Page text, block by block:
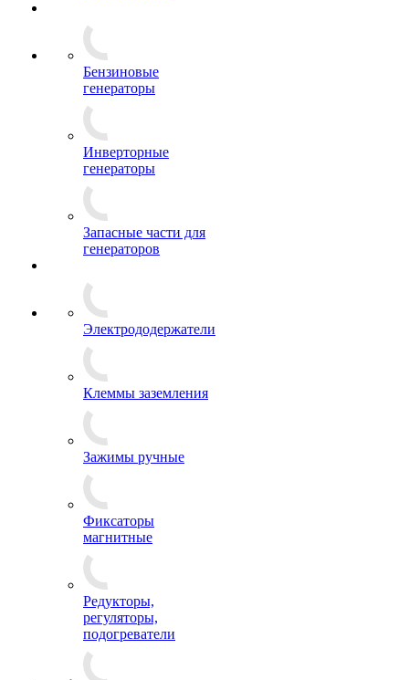
Бензиновые
генераторы
Инверторные
генераторы
Запасные части для
генераторов
Электрододержатели
Клеммы заземления
Зажимы ручные
Фиксаторы
магнитные
Редукторы,
регуляторы,
подогреватели